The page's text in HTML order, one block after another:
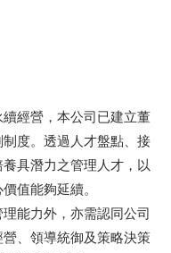
經營，本公司已建立董
度。透過人才盤點、接
具潛力之管理人才，以
值能夠延續。
能力外，亦需認同公司
、領導統御及策略決策